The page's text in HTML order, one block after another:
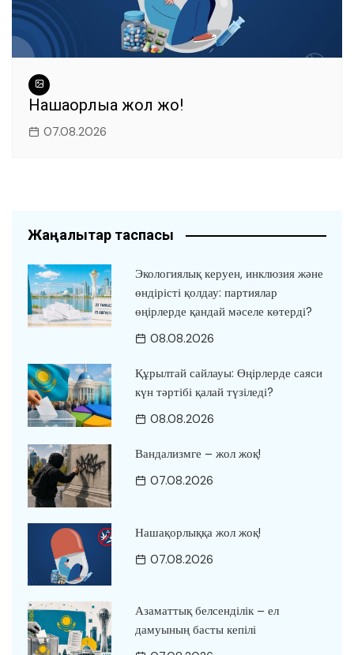
Нашақорлыққа жол жоқ!
07.08.2026
Жаңалықтар таспасы
Экологиялық керуен, инклюзия және
өндірісті қолдау: партиялар
өңірлерде қандай мәселе көтерді?
08.08.2026
Құрылтай сайлауы: Өңірлерде саяси
күн тәртібі қалай түзіледі?
08.08.2026
Вандализмге – жол жоқ!
07.08.2026
Нашақорлыққа жол жоқ!
07.08.2026
Азаматтық белсенділік – ел
дамуының басты кепілі